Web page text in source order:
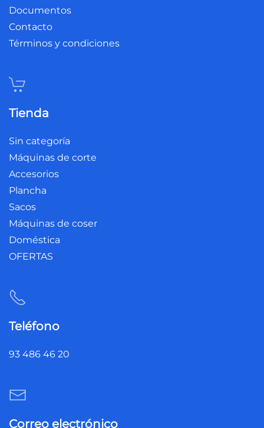
Documentos
Contacto
Términos y condiciones
Tienda
Sin categoría
Máquinas de corte
Accesorios
Plancha
Sacos
Máquinas de coser
Doméstica
OFERTAS
Teléfono
93 486 46 20
Correo electrónico